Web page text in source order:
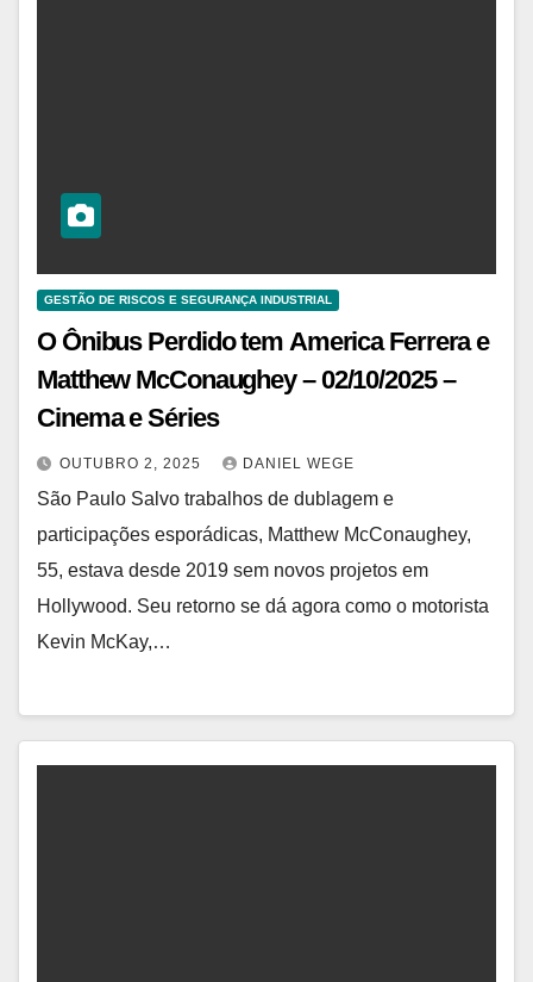
GESTÃO DE RISCOS E SEGURANÇA INDUSTRIAL
O Ônibus Perdido tem America Ferrera e
Matthew McConaughey – 02/10/2025 –
Cinema e Séries
OUTUBRO 2, 2025 DANIEL WEGE
São Paulo Salvo trabalhos de dublagem e
participações esporádicas, Matthew McConaughey,
55, estava desde 2019 sem novos projetos em
Hollywood. Seu retorno se dá agora como o motorista
Kevin McKay,…